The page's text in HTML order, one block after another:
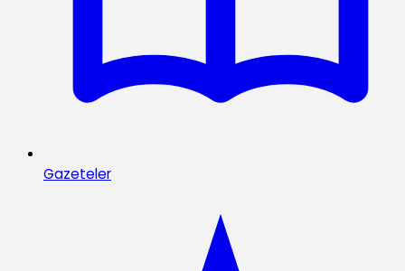
Gazeteler